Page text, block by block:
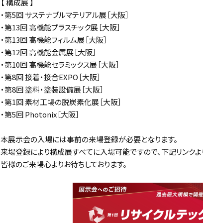
・第5回 サステナブルマテリアル展［大阪］
・第13回 高機能プラスチック展［大阪］
・第13回 高機能フィルム展［大阪］
・第12回 高機能金属展［大阪］
・第10回 高機能セラミックス展［大阪］
・第8回 接着・接合EXPO［大阪］
・第8回 塗料・塗装設備展［大阪］
・第1回 素材工場の脱炭素化展［大阪］
・第5回 Photonix［大阪］
本展示会の入場には事前の来場登録が必要となります。
来場登録により構成展すべてに入場可能ですので、下記リンク
皆様のご来場心よりお待ちしております。